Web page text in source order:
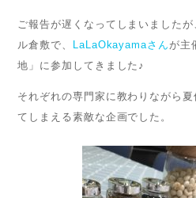
ご報告が遅くなってしまいました
ル倉敷で、
LaLaOkayamaさん が主
地」に参加してきました♪
それぞれの専門家に教わりながら
てしまえる素敵な企画でした。